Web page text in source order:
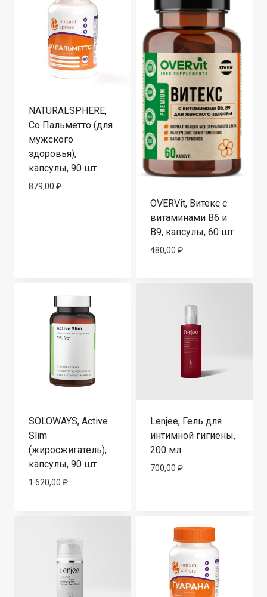
NATURALSPHERE,
Со Пальметто (для
мужского
здоровья),
капсулы, 90 шт.
879,00 ₽
OVERVit, Витекс с
витаминами В6 и
В9, капсулы, 60 шт.
480,00 ₽
SOLOWAYS, Active
Slim
(жиросжигатель),
капсулы, 90 шт.
1 620,00 ₽
Lenjee, Гель для
интимной гигиены,
200 мл
700,00 ₽